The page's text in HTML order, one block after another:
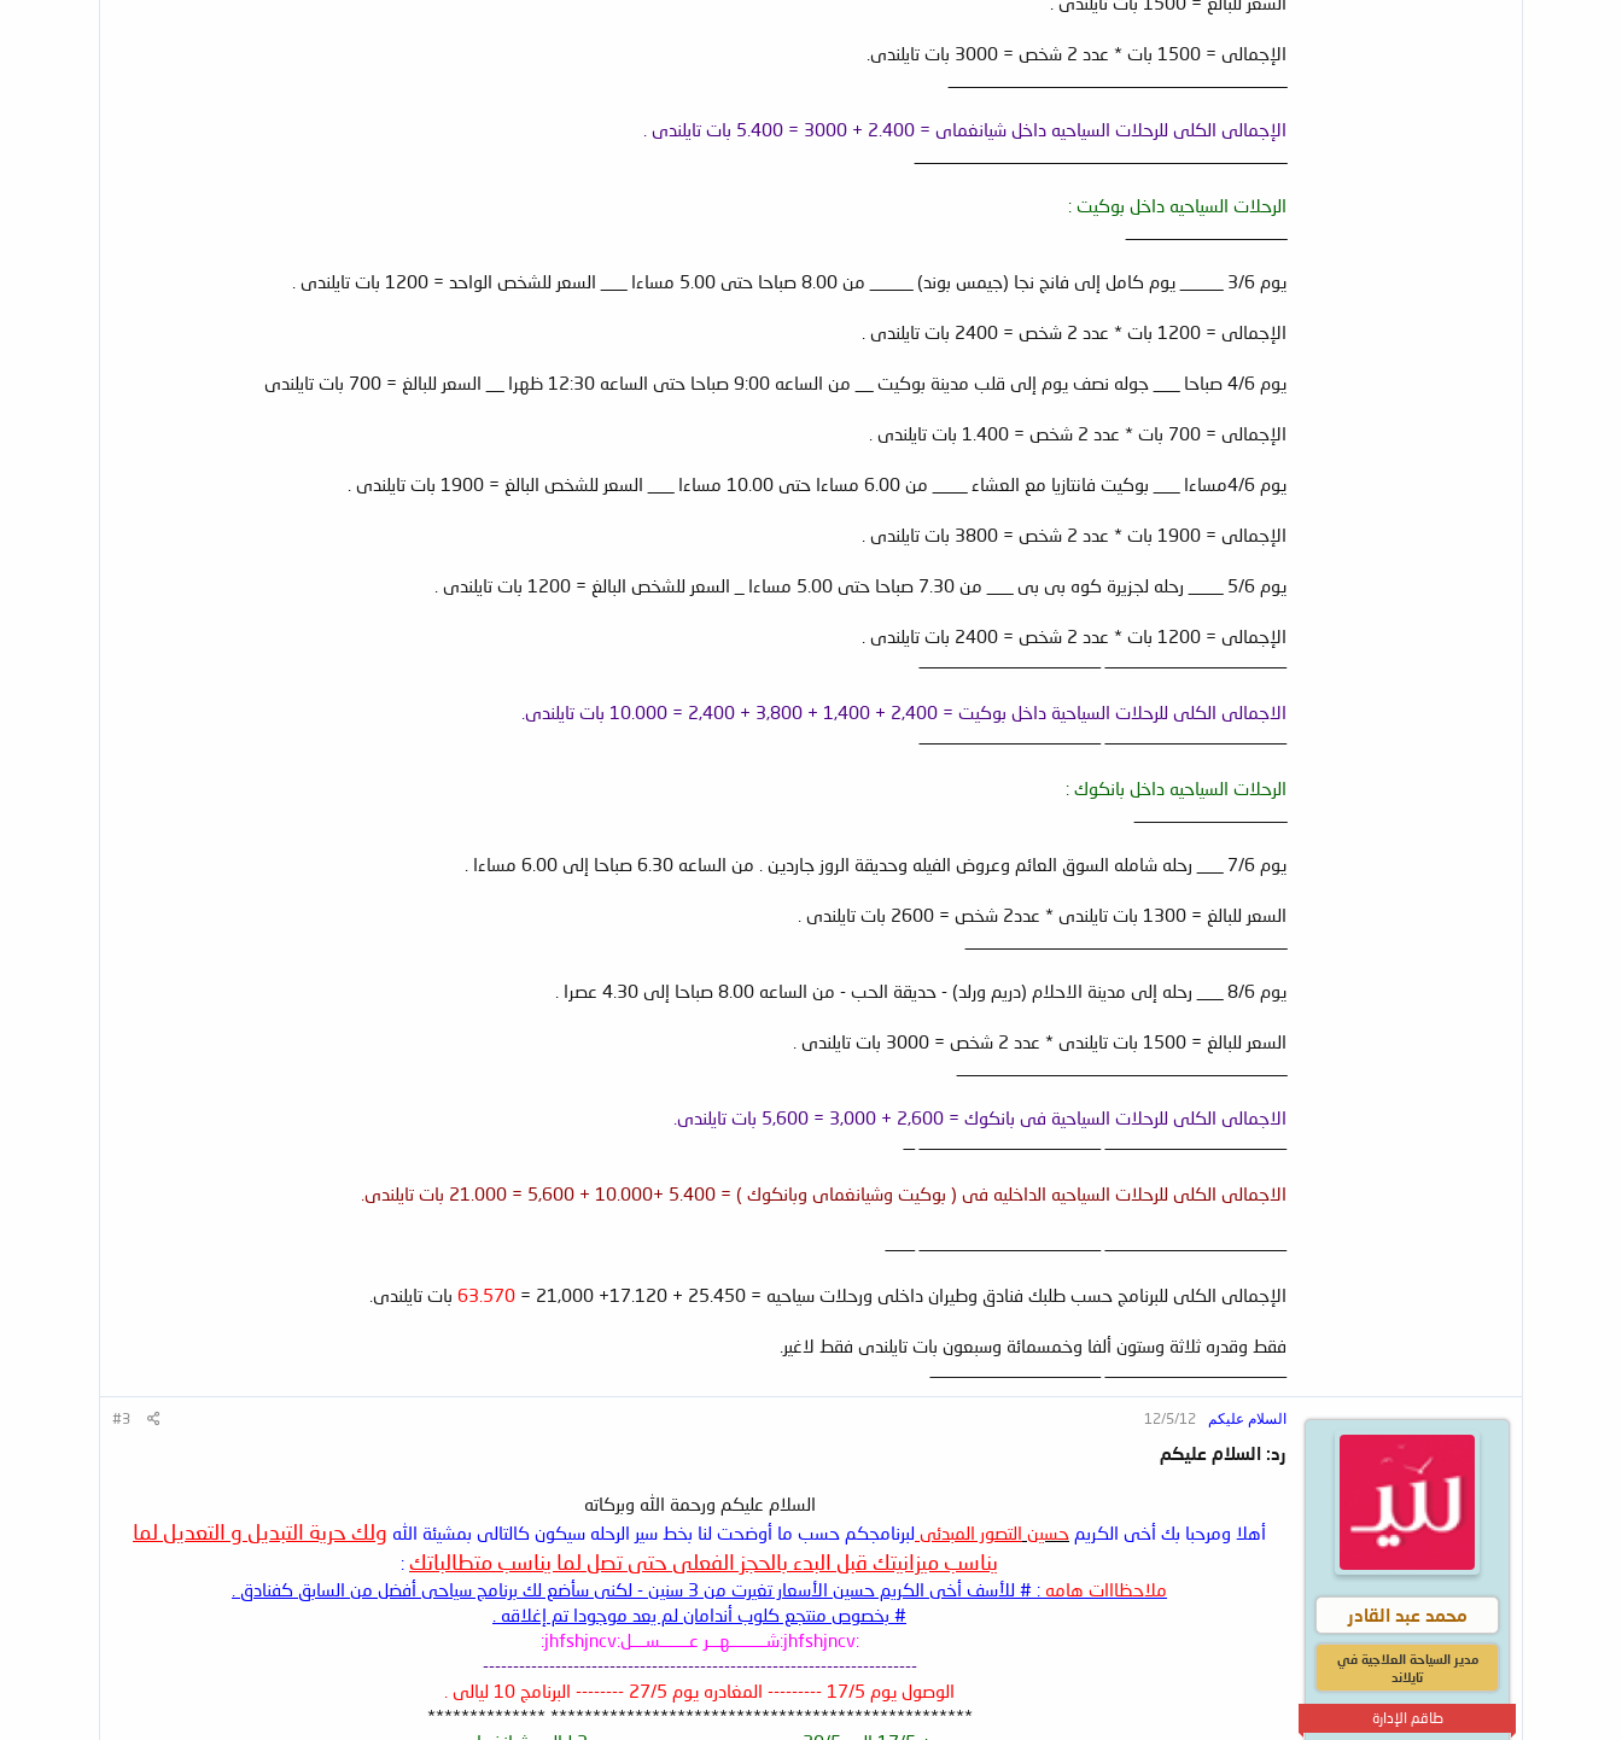
الإجمالى = 1500 بات * عدد 2 شخص = 3000 بات تايلندى.
الإجمالى الكلى للرحلات السياحيه داخل شيانغماى = 2.400 + 3000 = 5.400 بات تايلندى .
الرحلات السياحيه داخل بوكيت :
يوم 3/6 _____ يوم كامل إلى فانج نجا (جيمس بوند) _____ من 8.00 صباحا حتى 5.00 مساءا ___ السعر للشخص الواحد = 1200 بات تايلندى .
الإجمالى = 1200 بات * عدد 2 شخص = 2400 بات تايلندى .
يوم 4/6 صباحا ___ جوله نصف يوم إلى قلب مدينة بوكيت __ من الساعه 9:00 صباحا حتى الساعه 12:30 ظهرا __ السعر للبالغ = 700 بات تايلندى
الإجمالى = 700 بات * عدد 2 شخص = 1.400 بات تايلندى .
يوم 4/6مساءا ___ بوكيت فانتازيا مع العشاء ____ من 6.00 مساءا حتى 10.00 مساءا ___ السعر للشخص البالغ = 1900 بات تايلندى .
الإجمالى = 1900 بات * عدد 2 شخص = 3800 بات تايلندى .
يوم 5/6 ____ رحله لجزيرة كوه بى بى ___ من 7.30 صباحا حتى 5.00 مساءا _ السعر للشخص البالغ = 1200 بات تايلندى .
الإجمالى = 1200 بات * عدد 2 شخص = 2400 بات تايلندى .
الاجمالى الكلى للرحلات السياحية داخل بوكيت = 2,400 + 1,400 + 3,800 + 2,400 = 10.000 بات تايلندى.
الرحلات السياحيه داخل بانكوك :
يوم 7/6 ___ رحله شامله السوق العائم وعروض الفيله وحديقة الروز جاردين . من الساعه 6.30 صباحا إلى 6.00 مساءا .
السعر للبالغ = 1300 بات تايلندى * عدد2 شخص = 2600 بات تايلندى .
يوم 8/6 ___ رحله إلى مدينة الاحلام (دريم ورلد) - حديقة الحب - من الساعه 8.00 صباحا إلى 4.30 عصرا .
السعر للبالغ = 1500 بات تايلندى * عدد 2 شخص = 3000 بات تايلندى .
الاجمالى الكلى للرحلات السياحية فى بانكوك = 2,600 + 3,000 = 5,600 بات تايلندى.
الاجمالى الكلى للرحلات السياحيه الداخليه فى ( بوكيت وشيانغماى وبانكوك ) = 5.400 +10.000 + 5,600 = 21.000 بات تايلندى.
الإجمالى الكلى للبرنامج حسب طلبك فنادق وطيران داخلى ورحلات سياحيه = 25.450 + 17.120+ 21,000 = 63.570 بات تايلندى.
فقط وقدره ثلاثة وستون ألفا وخمسمائة وسبعون بات تايلندى فقط لاغير.
محمد عبد القادر
مدير السياحة العلاجية في
تايلاند
طاقم الإدارة
السلام عليكم 12/5/12
#3
رد: السلام عليكم
السلام عليكم ورحمة الله وبركاته
أهلا ومرحبا بك أخى الكريم حسين التصور المبدئى لبرنامجكم حسب ما أوضحت لنا بخط سير الرحله سيكون كالتالى بمشيئة الله ولك حرية التبديل و التعديل لما
يناسب ميزانيتك قبل البدء بالحجز الفعلى حتى تصل لما يناسب متطالباتك :
ملاحظااات هامه : # للأسف أخى الكريم حسين الأسعار تغيرت من 3 سنين - لكنى سأضع لك برنامج سياحى أفضل من السابق كفنادق .
# بخصوص منتجع كلوب أندامان لم يعد موجودا تم إغلاقه .
:jhfshjncv:شــــــــــهـــر عــــــــســــل:jhfshjncv:
------------------------------------------------------------------------
الوصول يوم 17/5 --------- المغادره يوم 27/5 -------- البرنامج 10 ليالى .
************************************************** **************